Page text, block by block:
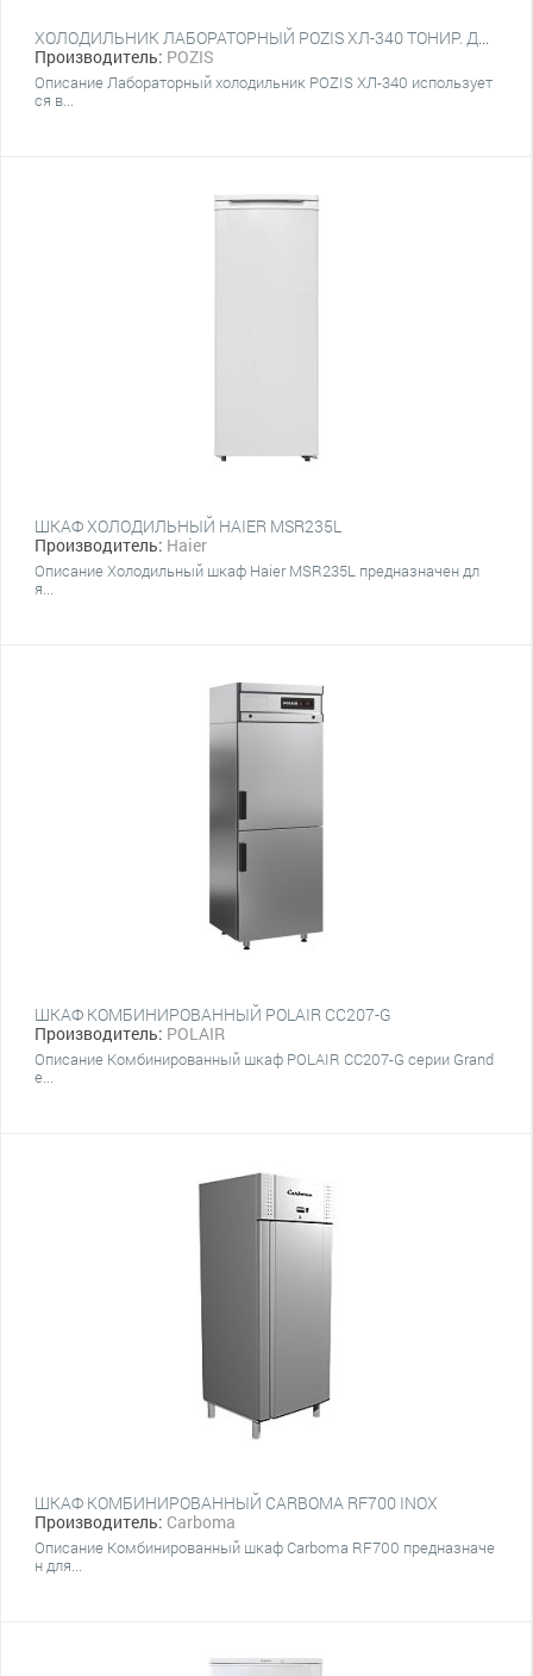
ХОЛОДИЛЬНИК ЛАБОРАТОРНЫЙ POZIS ХЛ-340 ТОНИР. ДВЕРЬ + МЕТАЛ. ДВЕРЬ, СЕРЕБРО
Производитель: POZIS
Описание Лабораторный холодильник POZIS ХЛ-340 использует
ся в...
ШКАФ ХОЛОДИЛЬНЫЙ HAIER MSR235L
Производитель: Haier
Описание Холодильный шкаф Haier MSR235L предназначен дл
я...
ШКАФ КОМБИНИРОВАННЫЙ POLAIR CC207-G
Производитель: POLAIR
Описание Комбинированный шкаф POLAIR CC207-G серии Grand
e...
ШКАФ КОМБИНИРОВАННЫЙ CARBOMA RF700 INOX
Производитель: Carboma
Описание Комбинированный шкаф Carboma RF700 предназначе
н для...